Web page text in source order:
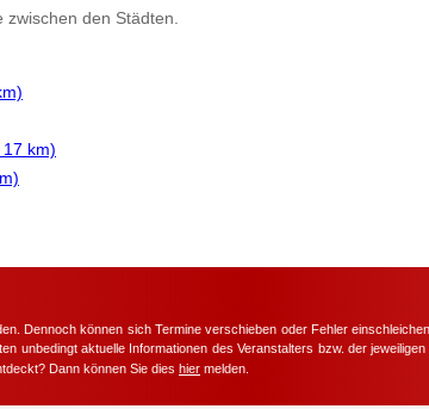
den Städten.
km)
Dennoch können sich Termine verschieben oder Fehler
unbedingt aktuelle Informationen des Veranstalters bzw. der
Dann können Sie dies hier melden.